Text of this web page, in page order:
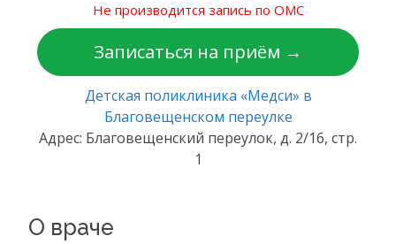
Не производится запись по ОМС
Записаться на приём →
Детская поликлиника «Медси» в
Благовещенском переулке
Адрес: Благовещенский переулок, д. 2/16, стр.
1
О враче